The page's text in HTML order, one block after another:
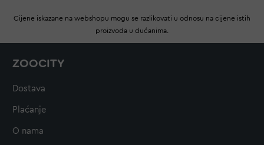
Cijene iskazane na webshopu mogu se razlikovati u odnosu na cijene istih
proizvoda u dućanima.
ZOOCITY
Dostava
Plaćanje
O nama